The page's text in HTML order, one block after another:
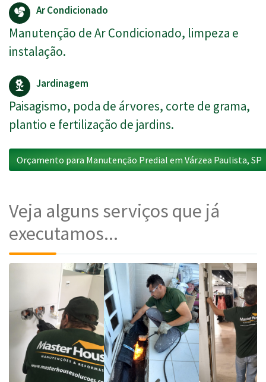
Ar Condicionado
Manutenção de Ar Condicionado, limpeza e
instalação.
Jardinagem
Paisagismo, poda de árvores, corte de grama,
plantio e fertilização de jardins.
Orçamento para Manutenção Predial em Várzea Paulista, SP
Veja alguns serviços que já
executamos...